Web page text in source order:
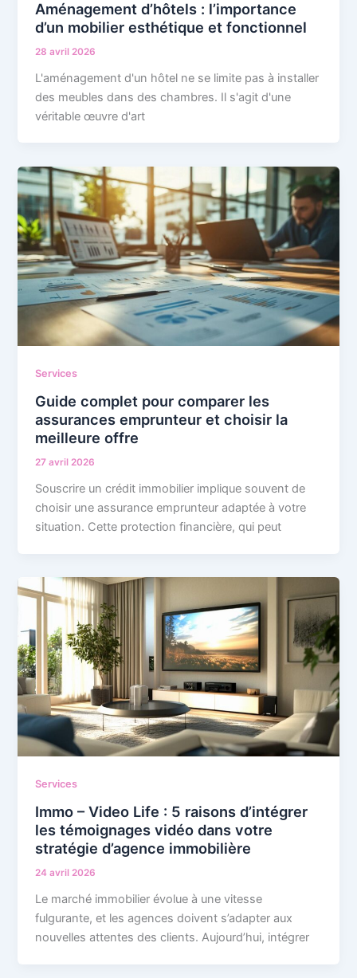
Aménagement d’hôtels : l’importance
d’un mobilier esthétique et fonctionnel
28 avril 2026
L'aménagement d'un hôtel ne se limite pas à installer
des meubles dans des chambres. Il s'agit d'une
véritable œuvre d'art
Services
Guide complet pour comparer les
assurances emprunteur et choisir la
meilleure offre
27 avril 2026
Souscrire un crédit immobilier implique souvent de
choisir une assurance emprunteur adaptée à votre
situation. Cette protection financière, qui peut
Services
Immo – Video Life : 5 raisons d’intégrer
les témoignages vidéo dans votre
stratégie d’agence immobilière
24 avril 2026
Le marché immobilier évolue à une vitesse
fulgurante, et les agences doivent s’adapter aux
nouvelles attentes des clients. Aujourd’hui, intégrer